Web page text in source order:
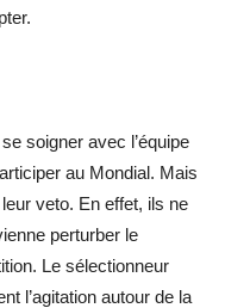
soigner avec l’équipe
au Mondial. Mais
veto. En effet, ils ne
perturber le
Le sélectionneur
l’agitation autour de la